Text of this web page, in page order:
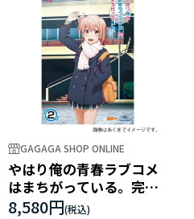
GAGAGA SHOP ONLINE
やはり俺の青春ラブコメ
はまちがっている。完
第2巻
8,580円